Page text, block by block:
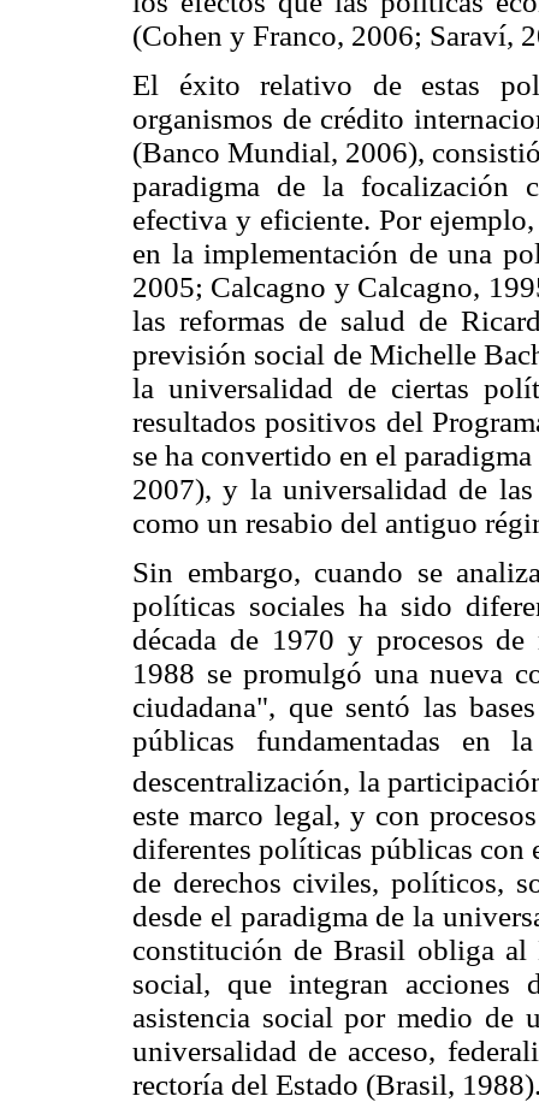
(Cohen y Franco, 2006; Saraví,
El éxito relativo de estas
organismos de crédito
(Banco Mundial, 2006),
paradigma de la
efectiva y eficiente. Por
en la implementación de una
2005; Calcagno y Calcagno,
las reformas de salud de
previsión social de Michelle
la universalidad de ciertas
resultados positivos del
se ha convertido en el
2007), y la universalidad de
como un resabio del antiguo
Sin embargo, cuando se
políticas sociales ha sido
década de 1970 y procesos
1988 se promulgó una nueva
ciudadana", que sentó las
públicas fundamentadas en
descentralización, la
este marco legal, y con
diferentes políticas públicas
de derechos civiles, políticos,
desde el paradigma de la
constitución de Brasil obliga al
social, que integran
asistencia social por medio de
universalidad de acceso,
rectoría del Estado (Brasil,